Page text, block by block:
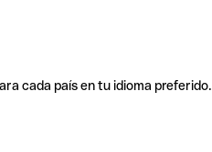
cada país en tu idioma preferido.